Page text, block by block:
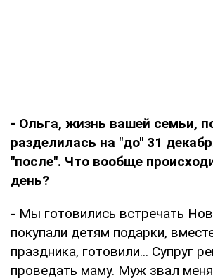
- Ольга, жизнь вашей семьи,
разделилась на "до" 31
"после". Что вообще
день?
- Мы готовились встречать
покупали детям подарки,
праздника, готовили... Супруг
проведать маму. Муж звал